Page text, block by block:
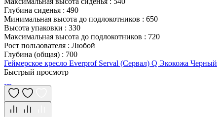
Глубина сиденья : 490
Минимальная высота до подлокотников : 650
Высота упаковки : 330
Максимальная высота до подлокотников : 720
Рост пользователя : Любой
Глубина (общая) : 700
Геймерское кресло Everprof Serval (Сервал) Q Экокожа Черный
Быстрый просмотр